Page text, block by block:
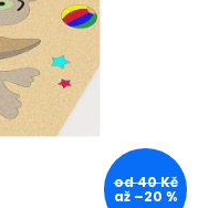
od 40 Kč
až –20 %